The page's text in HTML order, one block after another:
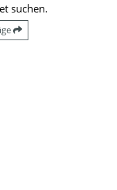
suchen.